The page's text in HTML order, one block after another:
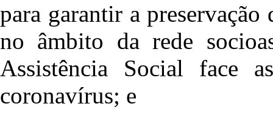
para garantir a preservação
no âmbito da rede
Assistência Social face
coronavírus; e